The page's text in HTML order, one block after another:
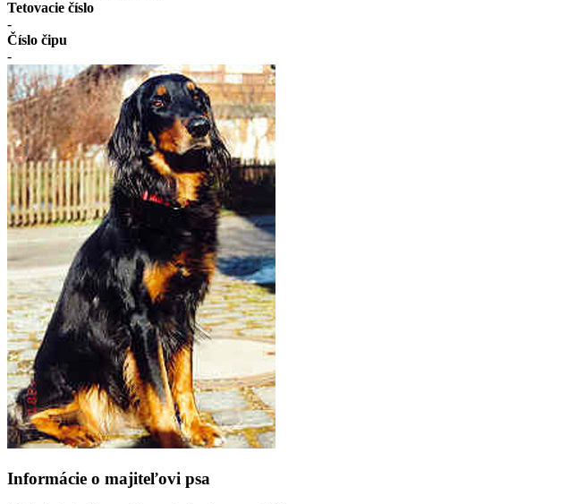
Tetovacie číslo
-
Číslo čipu
-
Informácie o majiteľovi psa